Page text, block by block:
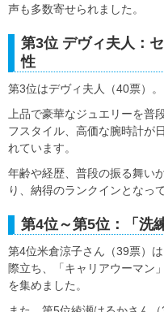
声も多数寄せられました。
第3位 デヴィ夫人：
性
第3位はデヴィ夫人（40票）。
上品で豪華なジュエリーを普
フスタイル、高価な腕時計が
れています。
年齢や経歴、普段の振る舞い
り、納得のランクインとなっ
第4位～第5位：「洗
第4位米倉涼子さん（39票）
際立ち、「キャリアウーマン
を集めました。